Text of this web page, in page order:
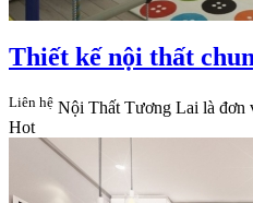
Thiết kế nội thất
Liên hệ Nội Thất Tương Lai​ là đơn
Hot